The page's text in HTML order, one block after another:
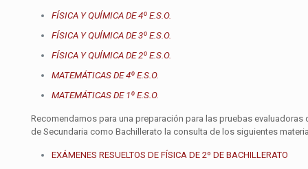
FÍSICA Y QUÍMICA DE 4º E.S.O.
FÍSICA Y QUÍMICA DE 3º E.S.O.
FÍSICA Y QUÍMICA DE 2º E.S.O.
MATEMÁTICAS DE 4º E.S.O.
MATEMÁTICAS DE 1º E.S.O.
Recomendamos para una preparación para las pruebas evaluadoras
de Secundaria como Bachillerato la consulta de los siguientes
EXÁMENES RESUELTOS DE FÍSICA DE 2º DE BACHILLERATO